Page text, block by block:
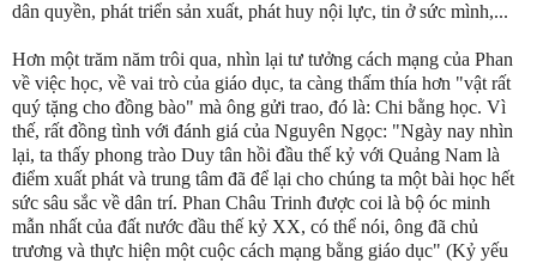
dân quyền, phát triển sản xuất, phát huy nội lực, tin ở sức mình,...
Hơn một trăm năm trôi qua, nhìn lại tư tưởng cách mạng của Phan
về việc học, về vai trò của giáo dục, ta càng thấm thía hơn "vật rất
quý tặng cho đồng bào" mà ông gửi trao, đó là: Chi bằng học. Vì
thế, rất đồng tình với đánh giá của Nguyên Ngọc: "Ngày nay nhìn
lại, ta thấy phong trào Duy tân hồi đầu thế kỷ với Quảng Nam là
điểm xuất phát và trung tâm đã để lại cho chúng ta một bài học hết
sức sâu sắc về dân trí. Phan Châu Trinh được coi là bộ óc minh
mẫn nhất của đất nước đầu thế kỷ XX, có thể nói, ông đã chủ
trương và thực hiện một cuộc cách mạng bằng giáo dục" (Kỷ yếu